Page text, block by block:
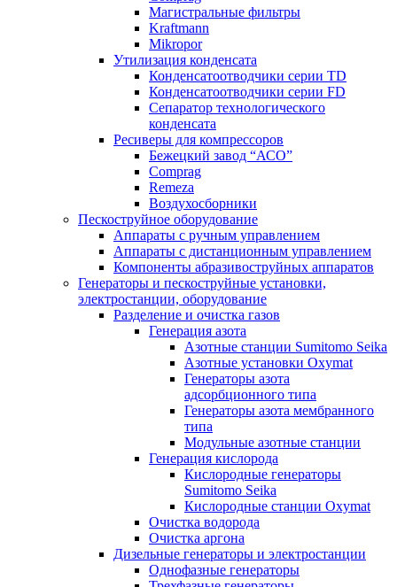
Магистральные фильтры
Kraftmann
Mikropor
Утилизация конденсата
Конденсатоотводчики серии TD
Конденсатоотводчики серии FD
Сепаратор технологического
конденсата
Ресиверы для компрессоров
Бежецкий завод “АСО”
Comprag
Remeza
Воздухосборники
Пескоструйное оборудование
Аппараты с ручным управлением
Аппараты с дистанционным управлением
Компоненты абразивоструйных аппаратов
Генераторы и пескоструйные установки,
электростанции, оборудование
Разделение и очистка газов
Генерация азота
Азотные станции Sumitomo Seika
Азотные установки Oxymat
Генераторы азота
адсорбционного типа
Генераторы азота мембранного
типа
Модульные азотные станции
Генерация кислорода
Кислородные генераторы
Sumitomo Seika
Кислородные станции Oxymat
Очистка водорода
Очистка аргона
Дизельные генераторы и электростанции
Однофазные генераторы